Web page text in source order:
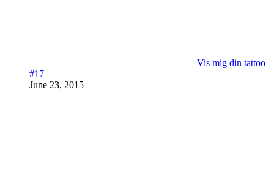
Vis mig din tattoo
#17
June 23, 2015